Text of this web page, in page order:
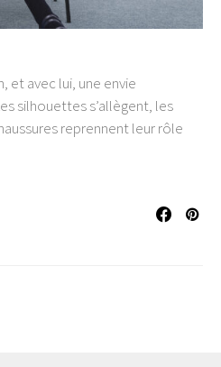
et avec lui, une envie
silhouettes s’allègent, les
reprennent leur rôle